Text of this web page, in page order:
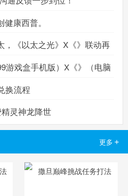
康西普。
，《以太之光》X《》联动再
游戏盒手机版）X《》（电脑
换流程
灵神龙降世
更多 +